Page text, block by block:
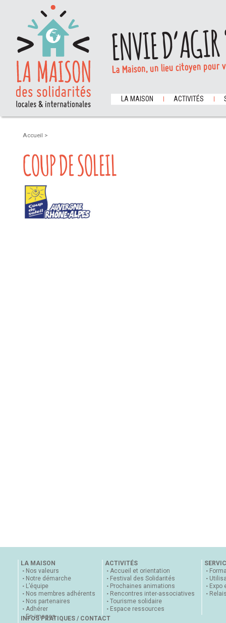
ENVIE
La Maison, un lieu citoyen
LA MAISON ACTIVITÉS
Accueil >
COUP DE SOLEIL
LA MAISON
Nos valeurs
Notre démarche
L’équipe
Nos membres adhérents
Nos partenaires
Adhérer
En images
ACTIVITÉS
Accueil et orientation
Festival des Solidarités
Prochaines animations
Rencontres inter-associatives
Tourisme solidaire
Espace ressources
Expo
INFOS PRATIQUES / CONTACT